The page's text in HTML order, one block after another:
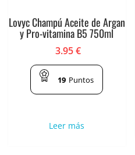
Lovyc Champú Aceite de Argan
y Pro-vitamina B5 750ml
3.95€
19 Puntos
Leer más